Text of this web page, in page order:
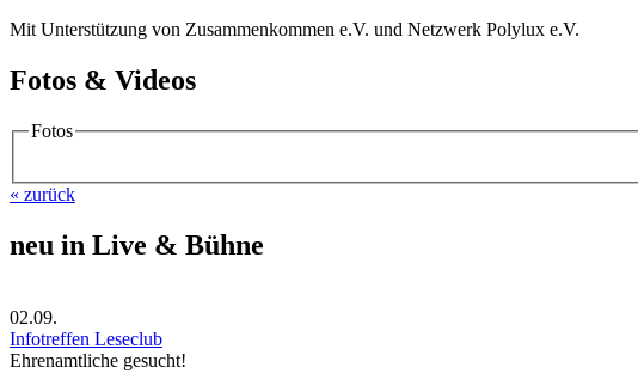
Mit Unterstützung von Zusammenkommen e.V. und Netzwerk Polylux e.V.
Fotos & Videos
Fotos
« zurück
neu in Live & Bühne
02.09.
Infotreffen Leseclub
Ehrenamtliche gesucht!